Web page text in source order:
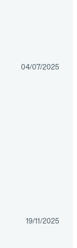
04/07/2025
19/11/2025